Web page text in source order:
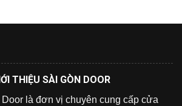
THIỆU SÀI GÒN DOOR
là đơn vị chuyên cung cấp cửa